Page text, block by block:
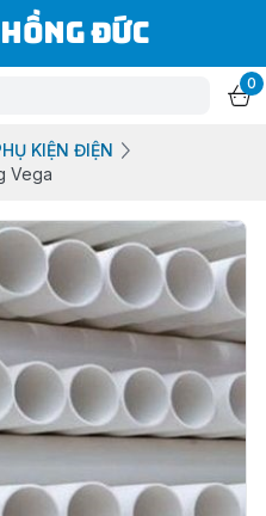
Đức
0
KIỆN ĐIỆN
Vega